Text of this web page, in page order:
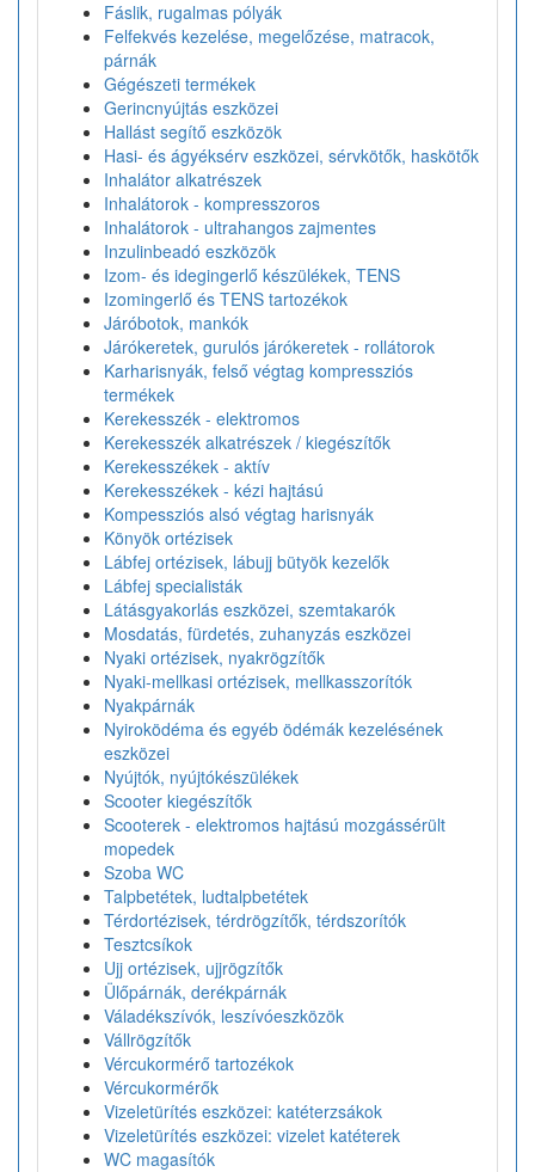
Fáslik, rugalmas pólyák
Felfekvés kezelése, megelőzése, matracok,
párnák
Gégészeti termékek
Gerincnyújtás eszközei
Hallást segítő eszközök
Hasi- és ágyéksérv eszközei, sérvkötők, haskötők
Inhalátor alkatrészek
Inhalátorok - kompresszoros
Inhalátorok - ultrahangos zajmentes
Inzulinbeadó eszközök
Izom- és idegingerlő készülékek, TENS
Izomingerlő és TENS tartozékok
Járóbotok, mankók
Járókeretek, gurulós járókeretek - rollátorok
Karharisnyák, felső végtag kompressziós
termékek
Kerekesszék - elektromos
Kerekesszék alkatrészek / kiegészítők
Kerekesszékek - aktív
Kerekesszékek - kézi hajtású
Kompessziós alsó végtag harisnyák
Könyök ortézisek
Lábfej ortézisek, lábujj bütyök kezelők
Lábfej specialisták
Látásgyakorlás eszközei, szemtakarók
Mosdatás, fürdetés, zuhanyzás eszközei
Nyaki ortézisek, nyakrögzítők
Nyaki-mellkasi ortézisek, mellkasszorítók
Nyakpárnák
Nyiroködéma és egyéb ödémák kezelésének
eszközei
Nyújtók, nyújtókészülékek
Scooter kiegészítők
Scooterek - elektromos hajtású mozgássérült
mopedek
Szoba WC
Talpbetétek, ludtalpbetétek
Térdortézisek, térdrögzítők, térdszorítók
Tesztcsíkok
Ujj ortézisek, ujjrögzítők
Ülőpárnák, derékpárnák
Váladékszívók, leszívóeszközök
Vállrögzítők
Vércukormérő tartozékok
Vércukormérők
Vizeletürítés eszközei: katéterzsákok
Vizeletürítés eszközei: vizelet katéterek
WC magasítók